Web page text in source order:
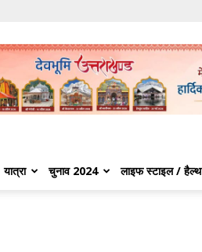
यात्रा चुनाव 2024 लाइफ स्टाइल / हैल्थ